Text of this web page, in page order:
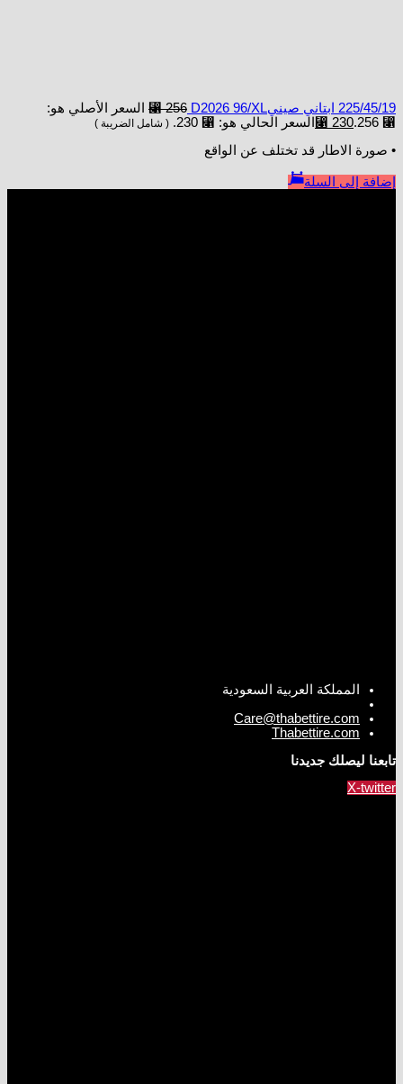
225/45/19 ابتاني صينيD2026 96/XL ⃁256
السعر الأصلي هو:
⃁ 256.
⃁ 230 السعر الحالي هو: ⃁ 230. ( شامل الضريبة )
• صورة الاطار قد تختلف عن الواقع
إضافة إلى السلة
المملكة العربية السعودية
Care@thabettire.com
Thabettire.com
تابعنا ليصلك جديدنا
X-twitter